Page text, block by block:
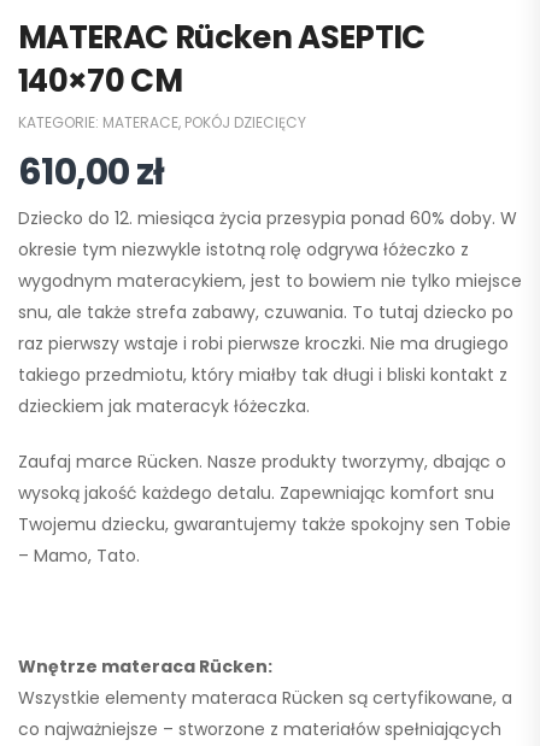
MATERAC Rücken ASEPTIC
140×70 CM
KATEGORIE: MATERACE, POKÓJ DZIECIĘCY
610,00zł
Dziecko do 12. miesiąca życia przesypia ponad 60% doby. W
okresie tym niezwykle istotną rolę odgrywa łóżeczko z
wygodnym materacykiem, jest to bowiem nie tylko miejsce
snu, ale także strefa zabawy, czuwania. To tutaj dziecko po
raz pierwszy wstaje i robi pierwsze kroczki. Nie ma drugiego
takiego przedmiotu, który miałby tak długi i bliski kontakt z
dzieckiem jak materacyk łóżeczka.
Zaufaj marce Rücken. Nasze produkty tworzymy, dbając o
wysoką jakość każdego detalu. Zapewniając komfort snu
Twojemu dziecku, gwarantujemy także spokojny sen Tobie
– Mamo, Tato.
Wnętrze materaca Rücken:
Wszystkie elementy materaca Rücken są certyfikowane, a
co najważniejsze – stworzone z materiałów spełniających